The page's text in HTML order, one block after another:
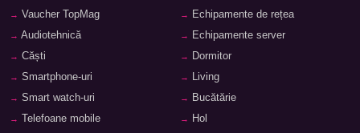
Vaucher TopMag
Audiotehnică
Căști
Smartphone-uri
Smart watch-uri
Telefoane mobile
Echipamente de rețea
Echipamente server
Dormitor
Living
Bucătărie
Hol